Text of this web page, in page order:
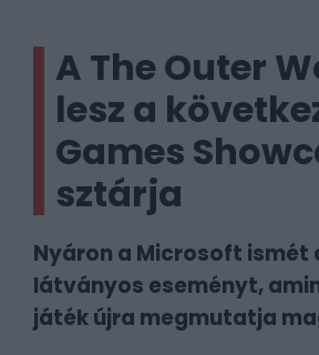
A The Outer
lesz a
Games
sztárja
Nyáron a Microsoft ismét
látványos eseményt,
játék újra megmutatja